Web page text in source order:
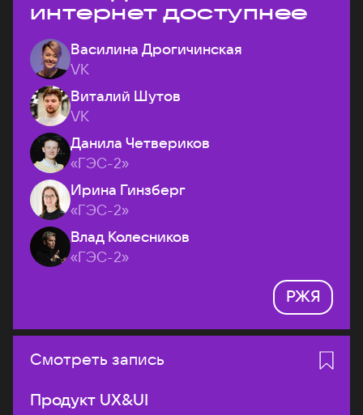
интернет доступнее
Василина Дрогичинская
VK
Виталий Шутов
VK
Данила Четвериков
«ГЭС-2»
Ирина Гинзберг
«ГЭС-2»
Влад Колесников
«ГЭС-2»
РЖЯ
Смотреть запись
Продукт UX&UI